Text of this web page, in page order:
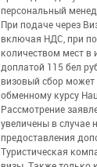
персональный
При подаче через
включая НДС, при
количеством мест
доплатой 115 бел
визовый сбор может
обменному курсу
Рассмотрение
увеличены в случае
предоставления
Туристическая